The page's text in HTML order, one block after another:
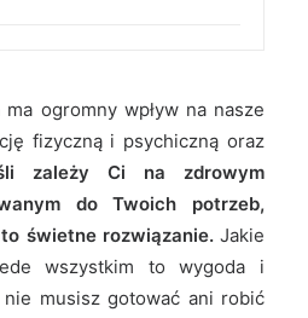
ogromny wpływ na nasze
fizyczną i psychiczną oraz
zależy Ci na zdrowym
do Twoich potrzeb,
świetne rozwiązanie.Jakie
wszystkim to wygoda i
musisz gotować ani robić